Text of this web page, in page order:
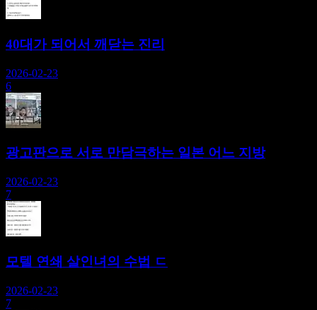
40대가 되어서 깨닫는 진리
2026-02-23
6
광고판으로 서로 만담극하는 일본 어느 지방
2026-02-23
7
모텔 연쇄 살인녀의 수법 ㄷ
2026-02-23
7